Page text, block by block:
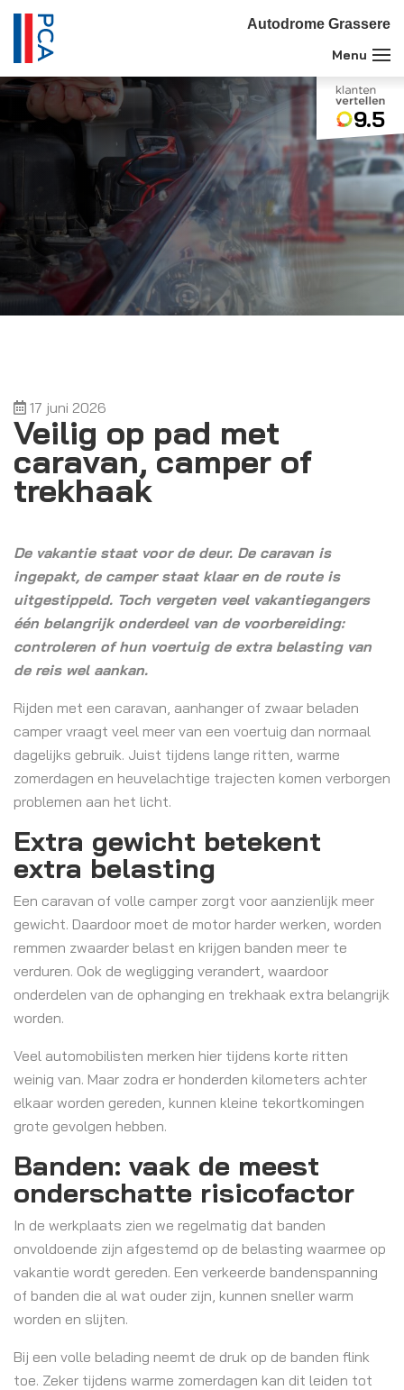
Autodrome Grassere
9.5
17 juni 2026
Veilig op pad met
caravan, camper of
trekhaak
De vakantie staat voor de deur. De caravan is
ingepakt, de camper staat klaar en de route is
uitgestippeld. Toch vergeten veel vakantiegangers
één belangrijk onderdeel van de voorbereiding:
controleren of hun voertuig de extra belasting van
de reis wel aankan.
Rijden met een caravan, aanhanger of zwaar beladen
camper vraagt veel meer van een voertuig dan normaal
dagelijks gebruik. Juist tijdens lange ritten, warme
zomerdagen en heuvelachtige trajecten komen verborgen
problemen aan het licht.
Extra gewicht betekent
extra belasting
Een caravan of volle camper zorgt voor aanzienlijk meer
gewicht. Daardoor moet de motor harder werken, worden
remmen zwaarder belast en krijgen banden meer te
verduren. Ook de wegligging verandert, waardoor
onderdelen van de ophanging en trekhaak extra belangrijk
worden.
Veel automobilisten merken hier tijdens korte ritten
weinig van. Maar zodra er honderden kilometers achter
elkaar worden gereden, kunnen kleine tekortkomingen
grote gevolgen hebben.
Banden: vaak de meest
onderschatte risicofactor
In de werkplaats zien we regelmatig dat banden
onvoldoende zijn afgestemd op de belasting waarmee op
vakantie wordt gereden. Een verkeerde bandenspanning
of banden die al wat ouder zijn, kunnen sneller warm
worden en slijten.
Bij een volle belading neemt de druk op de banden flink
toe. Zeker tijdens warme zomerdagen kan dit leiden tot